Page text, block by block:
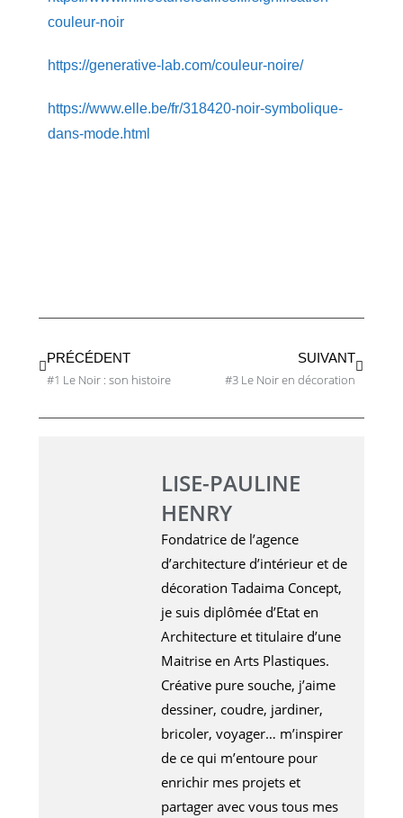
couleur-noir
https://generative-lab.com/couleur-noire/
https://www.elle.be/fr/318420-noir-symbolique-
dans-mode.html
PRÉCÉDENT
#1 Le Noir : son histoire
SUIVANT
#3 Le Noir en décoration
LISE-PAULINE
HENRY
Fondatrice de l’agence
d’architecture d’intérieur et de
décoration Tadaima Concept,
je suis diplômée d’Etat en
Architecture et titulaire d’une
Maitrise en Arts Plastiques.
Créative pure souche, j’aime
dessiner, coudre, jardiner,
bricoler, voyager… m’inspirer
de ce qui m’entoure pour
enrichir mes projets et
partager avec vous tous mes